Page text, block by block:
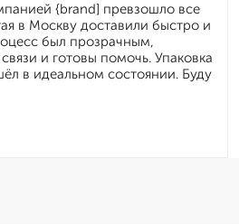
{brand] превзошло все
в Москву доставили быстро и
был прозрачным,
и готовы помочь. Упаковка
в идеальном состоянии. Буду